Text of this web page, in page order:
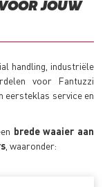
JOUW
handling, industriële
voor Fantuzzi
eersteklas service en
brede waaier aan
, waaronder: